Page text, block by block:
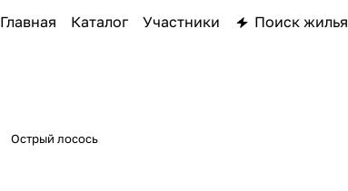
Главная Каталог Участники Поиск жилья
Острый лосось